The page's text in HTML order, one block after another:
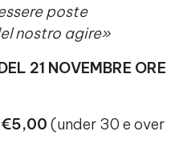
poste
nostro agire»
21 NOVEMBRE ORE
€5,00 (under 30 e over